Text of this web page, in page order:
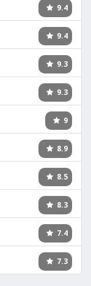
9.4
9.4
9.3
9.3
9
8.9
8.5
8.3
7.4
7.3